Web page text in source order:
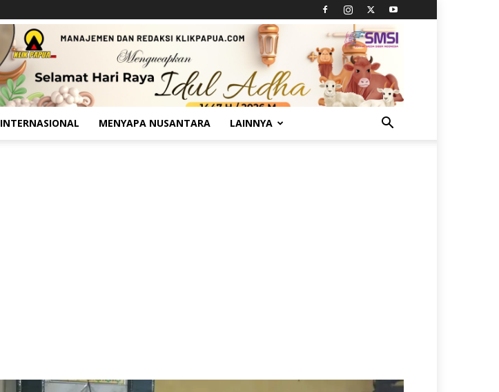
INTERNASIONAL MENYAPA NUSANTARA LAINNYA